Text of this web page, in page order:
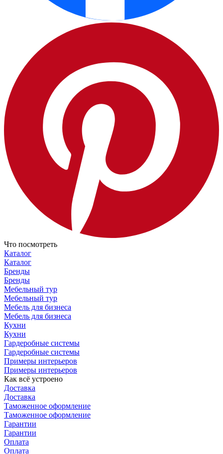
Что посмотреть
Каталог
Каталог
Бренды
Бренды
Мебельный тур
Мебельный тур
Мебель для бизнеса
Мебель для бизнеса
Кухни
Кухни
Гардеробные системы
Гардеробные системы
Примеры интерьеров
Примеры интерьеров
Как всё устроено
Доставка
Доставка
Таможенное оформление
Таможенное оформление
Гарантии
Гарантии
Оплата
Оплата